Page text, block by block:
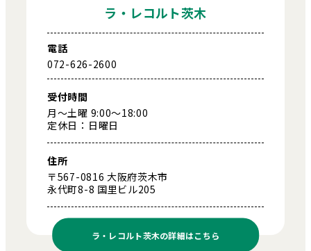
ラ・レコルト茨木
電話
072-626-2600
受付時間
月～土曜 9:00～18:00
定休日：日曜日
住所
〒567-0816 大阪府茨木市
永代町8-8 国里ビル205
ラ・レコルト茨木の詳細はこちら